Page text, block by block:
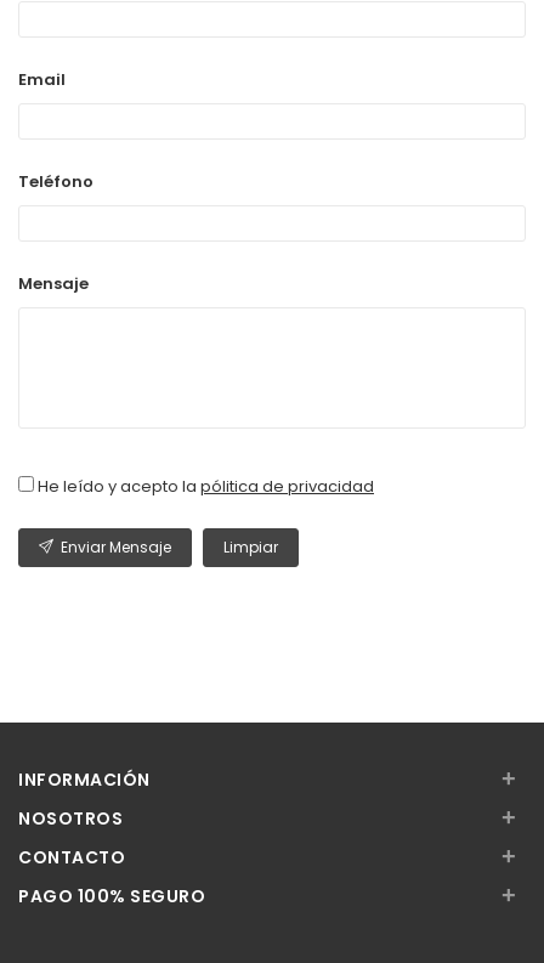
Email
Teléfono
Mensaje
He leído y acepto la pólitica de privacidad
Enviar Mensaje Limpiar
INFORMACIÓN +
NOSOTROS +
CONTACTO +
PAGO 100% SEGURO +